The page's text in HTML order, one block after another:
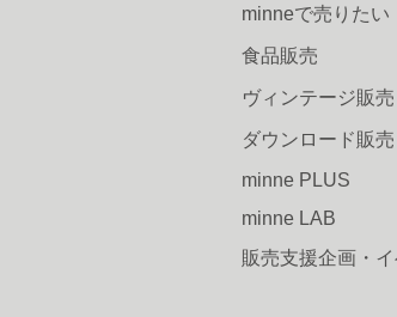
minneで売りたい
食品販売
ヴィンテージ販売
ダウンロード販売
minne PLUS
minne LAB
販売支援企画・イ